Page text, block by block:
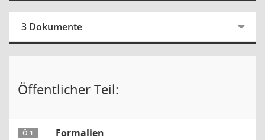
3 Dokumente
Öffentlicher Teil:
Ö 1 Formalien